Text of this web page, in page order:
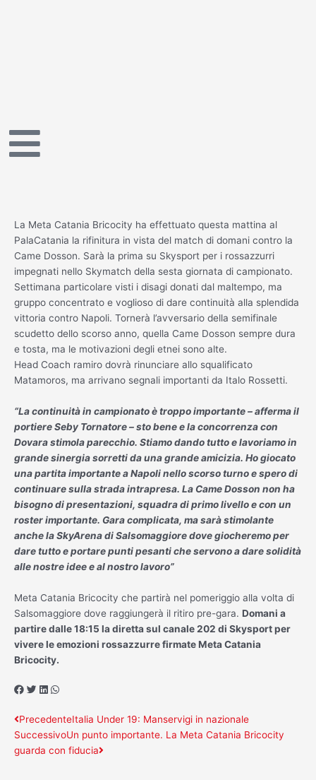
La Meta Catania Bricocity ha effettuato questa mattina al
PalaCatania la rifinitura in vista del match di domani contro la
Came Dosson. Sarà la prima su Skysport per i rossazzurri
impegnati nello Skymatch della sesta giornata di campionato.
Settimana particolare visti i disagi donati dal maltempo, ma
gruppo concentrato e voglioso di dare continuità alla splendida
vittoria contro Napoli. Tornerà l’avversario della semifinale
scudetto dello scorso anno, quella Came Dosson sempre dura
e tosta, ma le motivazioni degli etnei sono alte.
Head Coach ramiro dovrà rinunciare allo squalificato
Matamoros, ma arrivano segnali importanti da Italo Rossetti.
“La continuità in campionato è troppo importante – afferma il
portiere Seby Tornatore – sto bene e la concorrenza con
Dovara stimola parecchio. Stiamo dando tutto e lavoriamo in
grande sinergia sorretti da una grande amicizia. Ho giocato
una partita importante a Napoli nello scorso turno e spero di
continuare sulla strada intrapresa. La Came Dosson non ha
bisogno di presentazioni, squadra di primo livello e con un
roster importante. Gara complicata, ma sarà stimolante
anche la SkyArena di Salsomaggiore dove giocheremo per
dare tutto e portare punti pesanti che servono a dare solidità
alle nostre idee e al nostro lavoro”
Meta Catania Bricocity che partirà nel pomeriggio alla volta di
Salsomaggiore dove raggiungerà il ritiro pre-gara. Domani a
partire dalle 18:15 la diretta sul canale 202 di Skysport per
vivere le emozioni rossazzurre firmate Meta Catania
Bricocity.
Precedente
PrecedenteItalia Under 19: Manservigi in nazionale
SuccessivoUn punto importante. La Meta Catania Bricocity
guarda con fiducia
Successivo